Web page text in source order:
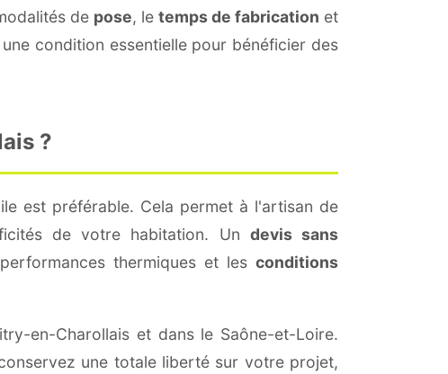
de pose, le temps de fabrication et
une condition essentielle pour bénéficier des
?
est préférable. Cela permet à l'artisan de
de votre habitation. Un devis sans
thermiques et les conditions
en-Charollais et dans le Saône-et-Loire.
une totale liberté sur votre projet,